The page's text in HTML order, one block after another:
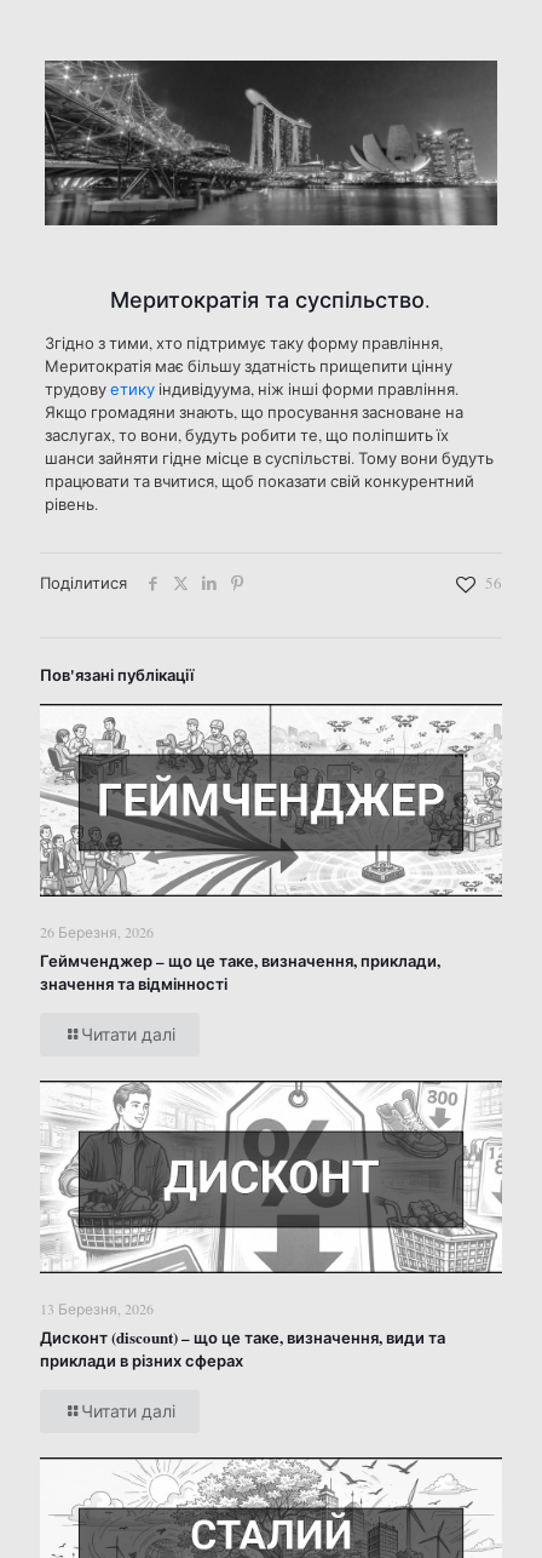
Меритократія та суспільство.
Згідно з тими, хто підтримує таку форму правління,
Меритократія має більшу здатність прищепити цінну
трудовуетикуіндивідуума, ніж інші форми правління.
Якщо громадяни знають, що просування засноване на
заслугах, то вони, будуть робити те, що поліпшить їх
шанси зайняти гідне місце в суспільстві. Тому вони будуть
працювати та вчитися, щоб показати свій конкурентний
рівень.
Поділитися 56
Пов'язані публікації
26 Березня, 2026
Геймченджер – що це таке, визначення, приклади,
значення та відмінності
Читати далі
13 Березня, 2026
Дисконт (discount) – що це таке, визначення, види та
приклади в різних сферах
Читати далі